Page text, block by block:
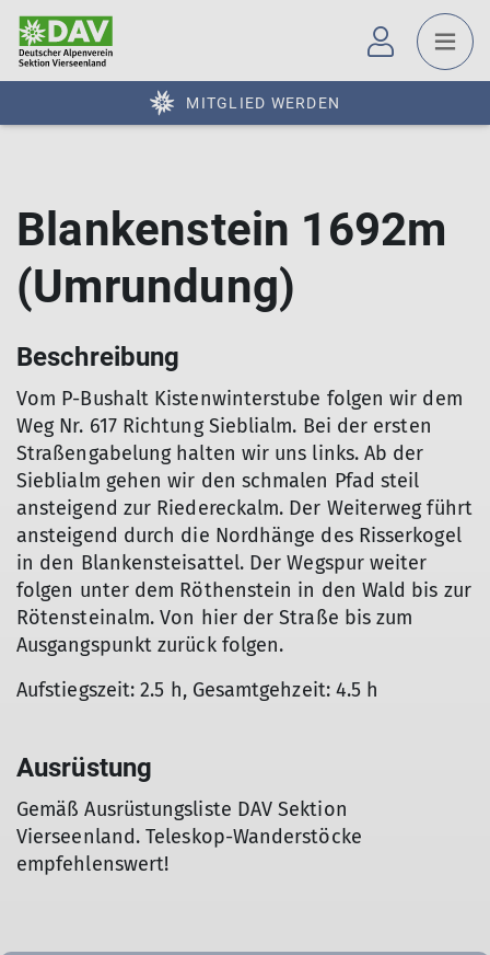
MITGLIED WERDEN
Blankenstein 1692m
(Umrundung)
Beschreibung
Vom P-Bushalt Kistenwinterstube folgen wir dem
Weg Nr. 617 Richtung Sieblialm. Bei der ersten
Straßengabelung halten wir uns links. Ab der
Sieblialm gehen wir den schmalen Pfad steil
ansteigend zur Riedereckalm. Der Weiterweg führt
ansteigend durch die Nordhänge des Risserkogel
in den Blankensteisattel. Der Wegspur weiter
folgen unter dem Röthenstein in den Wald bis zur
Rötensteinalm. Von hier der Straße bis zum
Ausgangspunkt zurück folgen.
Aufstiegszeit: 2.5 h, Gesamtgehzeit: 4.5 h
Ausrüstung
Gemäß Ausrüstungsliste DAV Sektion
Vierseenland. Teleskop-Wanderstöcke
empfehlenswert!